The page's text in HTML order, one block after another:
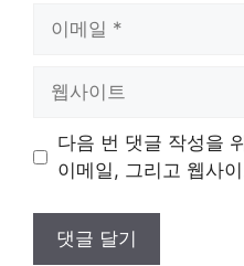
트
다음 번 댓글 작성을
이메일, 그리고 웹사